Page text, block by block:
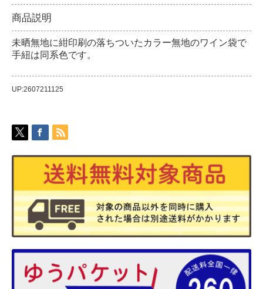
商品説明
未晒無地に紺印刷の落ちついたカラー無地のワイン袋で
手紐は同系色です。
UP:2607211125